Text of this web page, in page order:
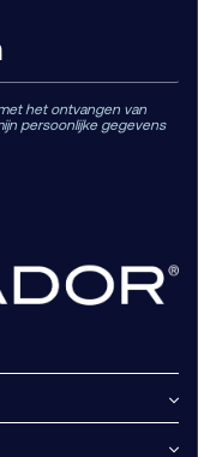
het ontvangen van
persoonlijke gegevens